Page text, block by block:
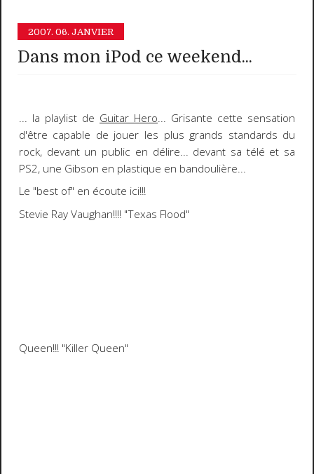
2007. 06. JANVIER
Dans mon iPod ce weekend...
... la playlist de Guitar Hero... Grisante cette sensation
d'être capable de jouer les plus grands standards du
rock, devant un public en délire... devant sa télé et sa
PS2, une Gibson en plastique en bandoulière...
Le "best of" en écoute ici!!!
Stevie Ray Vaughan!!!!"Texas Flood"
Queen!!!"Killer Queen"